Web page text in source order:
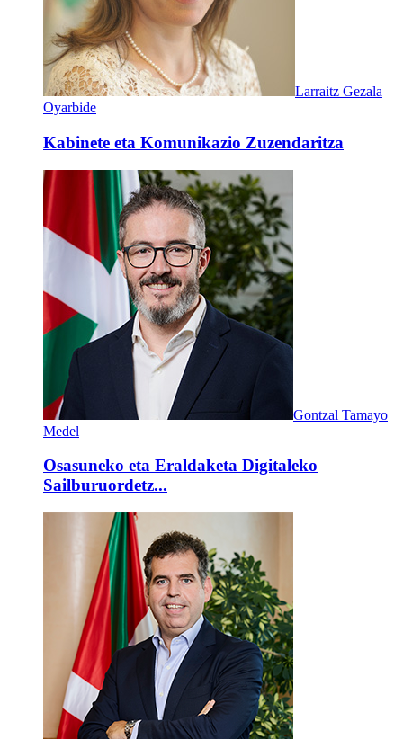
Larraitz Gezala
Oyarbide
Kabinete eta Komunikazio Zuzendaritza
Gontzal Tamayo
Medel
Osasuneko eta Eraldaketa Digitaleko
Sailburuordetz...